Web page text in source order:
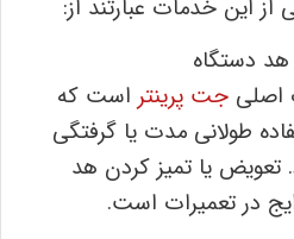
این خدمات عبارتند از:
جت پرینتراست که
طولانی ‌مدت یا گرفتگی
یا تمیز کردن هد
در تعمیرات است.